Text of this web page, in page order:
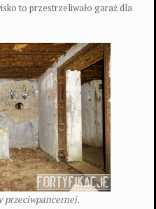
to przestrzeliwało garaż dla
przeciwpancernej.